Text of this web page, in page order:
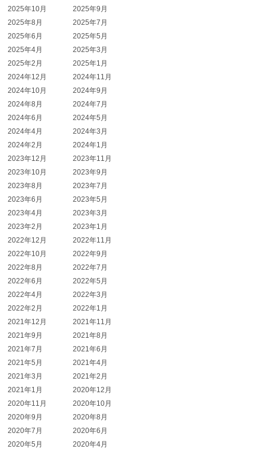
2025年10月
2025年9月
2025年8月
2025年7月
2025年6月
2025年5月
2025年4月
2025年3月
2025年2月
2025年1月
2024年12月
2024年11月
2024年10月
2024年9月
2024年8月
2024年7月
2024年6月
2024年5月
2024年4月
2024年3月
2024年2月
2024年1月
2023年12月
2023年11月
2023年10月
2023年9月
2023年8月
2023年7月
2023年6月
2023年5月
2023年4月
2023年3月
2023年2月
2023年1月
2022年12月
2022年11月
2022年10月
2022年9月
2022年8月
2022年7月
2022年6月
2022年5月
2022年4月
2022年3月
2022年2月
2022年1月
2021年12月
2021年11月
2021年9月
2021年8月
2021年7月
2021年6月
2021年5月
2021年4月
2021年3月
2021年2月
2021年1月
2020年12月
2020年11月
2020年10月
2020年9月
2020年8月
2020年7月
2020年6月
2020年5月
2020年4月